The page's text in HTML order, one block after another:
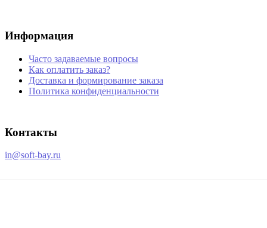
Информация
Часто задаваемые вопросы
Как оплатить заказ?
Доставка и формирование заказа
Политика конфиденциальности
Контакты
in@soft-bay.ru